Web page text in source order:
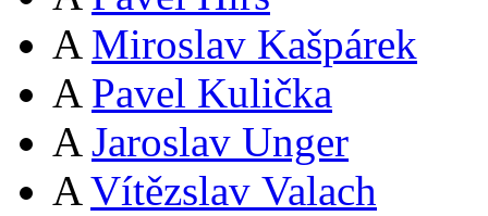
A Miroslav Kašpárek
A Pavel Kulička
A Jaroslav Unger
A Vítězslav Valach